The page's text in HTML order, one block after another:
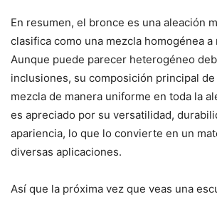
En resumen, el bronce es una aleación
clasifica como una mezcla homogénea a
Aunque puede parecer heterogéneo
inclusiones, su composición principal
mezcla de manera uniforme en toda la
es apreciado por su versatilidad,
apariencia, lo que lo convierte en un
diversas aplicaciones.
Así que la próxima vez que veas una